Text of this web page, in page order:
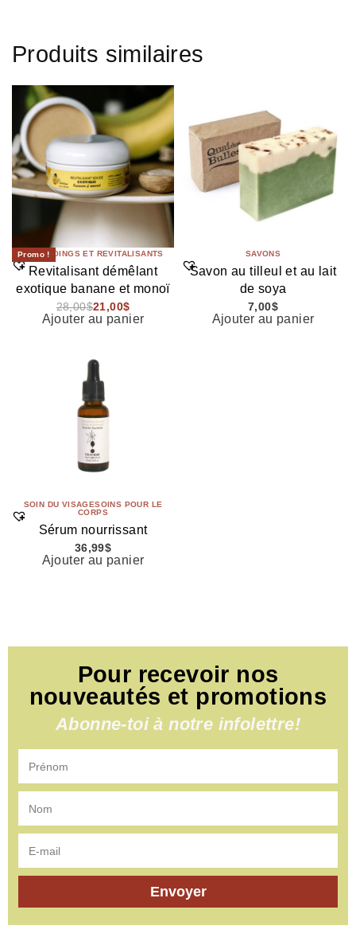
Produits similaires
Promo !
SHAMPOINGS ET REVITALISANTS
Revitalisant démêlant
exotique banane et monoï
28,00$21,00$
Ajouter au panier
SAVONS
Savon au tilleul et au lait
de soya
7,00$
Ajouter au panier
SOIN DU VISAGESOINS POUR LE
CORPS
Sérum nourrissant
36,99$
Ajouter au panier
Pour recevoir nos
nouveautés et promotions
Abonne-toi à notre infolettre!
Envoyer